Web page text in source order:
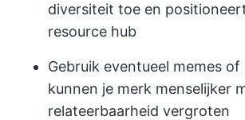
diversiteit toe en
resource hub
Gebruik eventueel memes of
kunnen je merk menselijker
relateerbaarheid vergroten